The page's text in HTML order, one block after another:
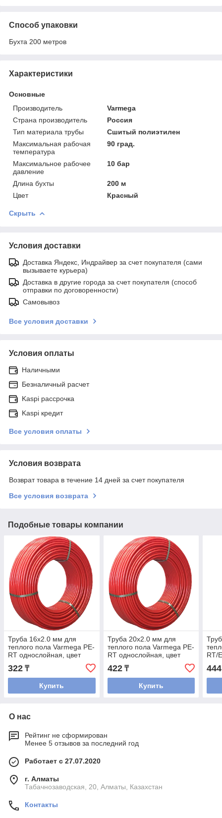
Способ упаковки
Бухта 200 метров
Характеристики
Основные
Производитель
Varmega
Страна производитель
Россия
Тип материала трубы
Сшитый полиэтилен
Максимальная рабочая
температура
90 град.
Максимальное рабочее
давление
10 бар
Длина бухты
200 м
Цвет
Красный
Скрыть
Условия доставки
Доставка Яндекс, Индрайвер за счет покупателя (сами
вызываете курьера)
Доставка в другие города за счет покупателя (способ
отправки по договоренности)
Самовывоз
Все условия доставки
Условия оплаты
Наличными
Безналичный расчет
Kaspi рассрочка
Kaspi кредит
Все условия оплаты
Условия возврата
Возврат товара в течение 14 дней за счет покупателя
Все условия возврата
Подобные товары компании
Труба 16x2.0 мм для
теплого пола Varmega PE-
RT однослойная, цвет
красный
322 ₸
Купить
Труба 20x2.0 мм для
теплого пола Varmega PE-
RT однослойная, цвет
красный
422₸
Купить
RT/
444
О нас
Рейтинг не сформирован
Менее 5 отзывов за последний год
Работает с 27.07.2020
г. Алматы
Табачнозаводская, 20, Алматы, Казахстан
Контакты